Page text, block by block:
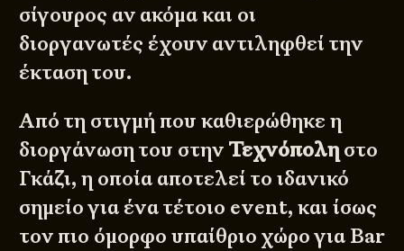
σίγουρος αν ακόμα και οι
διοργανωτές έχουν αντιληφθεί την
έκταση του.
Από τη στιγμή που καθιερώθηκε η
διοργάνωση του στην Τεχνόπολη στο
Γκάζι, η οποία αποτελεί το ιδανικό
σημείο για ένα τέτοιο event, και ίσως
τον πιο όμορφο υπαίθριο χώρο για Bar